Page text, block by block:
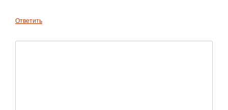
Ответить